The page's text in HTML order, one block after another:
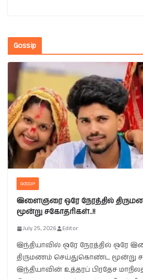
Gossip
GOSSIP
இளைஞரை ஒரே நேரத்தில்
மூன்று சகோதரிகள்..!!
July 25, 2026 Editor
இந்தியாவில் ஒரே நேரத்தில் ஒரே
திருமணம் செய்துகொண்ட மூன்று
இந்தியாவின் உத்தரப் பிரதேச